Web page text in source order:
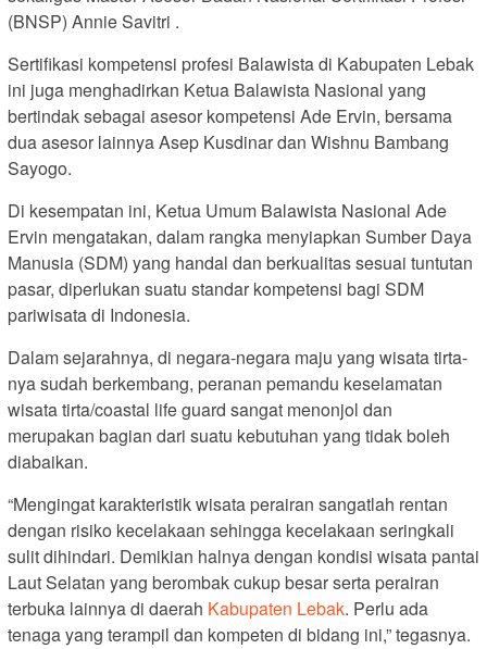
(BNSP) Annie Savitri .
Sertifikasi kompetensi profesi Balawista di Kabupaten Lebak
ini juga menghadirkan Ketua Balawista Nasional yang
bertindak sebagai asesor kompetensi Ade Ervin, bersama
dua asesor lainnya Asep Kusdinar dan Wishnu Bambang
Sayogo.
Di kesempatan ini, Ketua Umum Balawista Nasional Ade
Ervin mengatakan, dalam rangka menyiapkan Sumber Daya
Manusia (SDM) yang handal dan berkualitas sesuai tuntutan
pasar, diperlukan suatu standar kompetensi bagi SDM
pariwisata di Indonesia.
Dalam sejarahnya, di negara-negara maju yang wisata tirta-
nya sudah berkembang, peranan pemandu keselamatan
wisata tirta/coastal life guard sangat menonjol dan
merupakan bagian dari suatu kebutuhan yang tidak boleh
diabaikan.
“Mengingat karakteristik wisata perairan sangatlah rentan
dengan risiko kecelakaan sehingga kecelakaan seringkali
sulit dihindari. Demikian halnya dengan kondisi wisata pantai
Laut Selatan yang berombak cukup besar serta perairan
terbuka lainnya di daerah Kabupaten Lebak. Perlu ada
tenaga yang terampil dan kompeten di bidang ini,” tegasnya.